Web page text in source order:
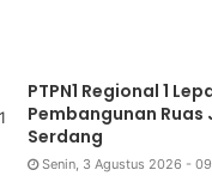
PTPN1 Regional 1
Pembangunan Ruas
Serdang
Senin, 3 Agustus 2026 -